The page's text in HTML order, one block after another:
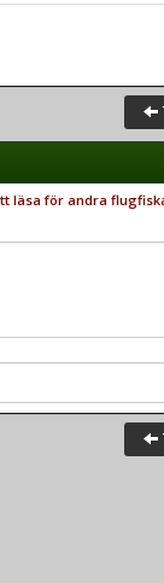
läsa för andra